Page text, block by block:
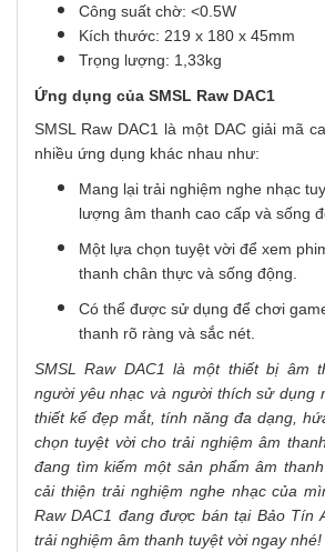
Công suất chờ: <0.5W
Kích thước: 219 x 180 x 45mm
Trọng lượng: 1,33kg
Ứng dụng của SMSL Raw DAC1
SMSL Raw DAC1 là một DAC giải mã
nhiều ứng dụng khác nhau như:
Mang lại trải nghiệm nghe nhạc
lượng âm thanh cao cấp và sống
Một lựa chọn tuyệt vời để xem
thanh chân thực và sống động.
Có thể được sử dụng để chơi
thanh rõ ràng và sắc nét.
SMSL Raw DAC1 là một thiết bị âm
người yêu nhạc và người thích sử dụng
thiết kế đẹp mắt, tính năng đa dạng ,
chọn tuyệt vời cho trải nghiệm âm
đang tìm kiếm một sản phẩm âm
cải thiện trải nghiệm nghe nhạc của
Raw DAC1 đang được bán tại Bảo Tín
trải nghiệm âm thanh tuyệt vời ngay nhé!